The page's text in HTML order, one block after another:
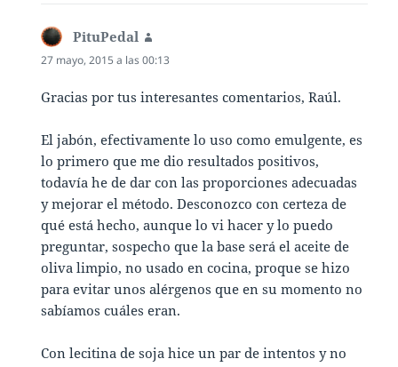
PituPedal
27 mayo, 2015 a las 00:13
Gracias por tus interesantes comentarios, Raúl.
El jabón, efectivamente lo uso como emulgente, es
lo primero que me dio resultados positivos,
todavía he de dar con las proporciones adecuadas
y mejorar el método. Desconozco con certeza de
qué está hecho, aunque lo vi hacer y lo puedo
preguntar, sospecho que la base será el aceite de
oliva limpio, no usado en cocina, proque se hizo
para evitar unos alérgenos que en su momento no
sabíamos cuáles eran.
Con lecitina de soja hice un par de intentos y no